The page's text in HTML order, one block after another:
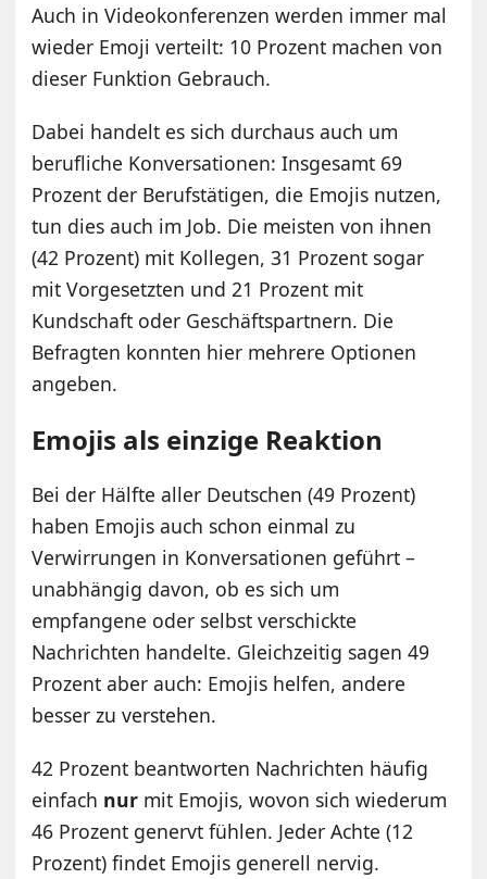
Auch in Videokonferenzen werden immer mal
wieder Emoji verteilt: 10 Prozent machen von
dieser Funktion Gebrauch.
Dabei handelt es sich durchaus auch um
berufliche Konversationen: Insgesamt 69
Prozent der Berufstätigen, die Emojis nutzen,
tun dies auch im Job. Die meisten von ihnen
(42 Prozent) mit Kollegen, 31 Prozent sogar
mit Vorgesetzten und 21 Prozent mit
Kundschaft oder Geschäftspartnern. Die
Befragten konnten hier mehrere Optionen
angeben.
Emojis als einzige Reaktion
Bei der Hälfte aller Deutschen (49 Prozent)
haben Emojis auch schon einmal zu
Verwirrungen in Konversationen geführt –
unabhängig davon, ob es sich um
empfangene oder selbst verschickte
Nachrichten handelte. Gleichzeitig sagen 49
Prozent aber auch: Emojis helfen, andere
besser zu verstehen.
42 Prozent beantworten Nachrichten häufig
einfach nur mit Emojis, wovon sich wiederum
46 Prozent genervt fühlen. Jeder Achte (12
Prozent) findet Emojis generell nervig.